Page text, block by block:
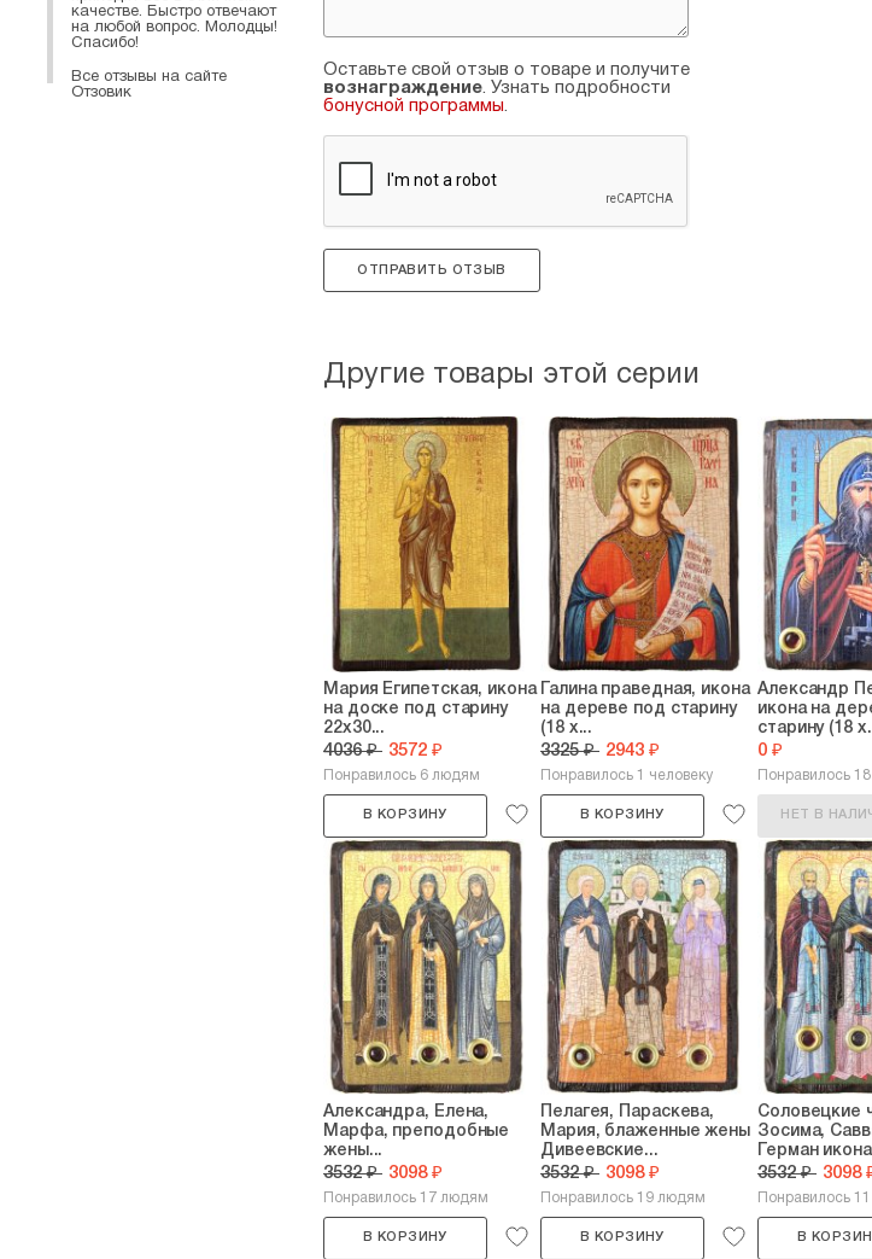
Оставьте свой отзыв о товаре и получите
вознаграждение. Узнать подробности
бонусной программы.
ОТПРАВИТЬ ОТЗЫВ
Другие товары этой серии
Мария Египетская, икона
на доске под старину
22х30...
4036 ₽ 3572 ₽
Понравилось 6 людям
В КОРЗИНУ
Галина праведная, икона
на дереве под старину
(18 х...
3325 ₽ 2943 ₽
Понравилось 1 человеку
В КОРЗИНУ
Александр
икона на
старину (18
0 ₽
Понравилось
НЕТ В
Александра, Елена,
Марфа, преподобные
жены...
3532 ₽ 3098 ₽
Понравилось 17 людям
В КОРЗИНУ
Пелагея, Параскева,
Мария, блаженные жены
Дивеевские...
3532 ₽ 3098 ₽
Понравилось 19 людям
В КОРЗИНУ
Соловецкие
Зосима,
Герман
3532 ₽ 3098
Понравилось
В
качестве. Быстро отвечают
на любой вопрос. Молодцы!
Спасибо!
Все отзывы на сайте
Отзовик